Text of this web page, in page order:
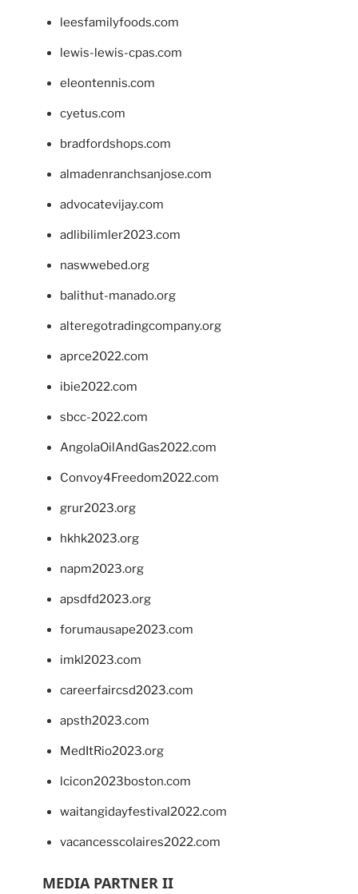
leesfamilyfoods.com
lewis-lewis-cpas.com
eleontennis.com
cyetus.com
bradfordshops.com
almadenranchsanjose.com
advocatevijay.com
adlibilimler2023.com
naswwebed.org
balithut-manado.org
alteregotradingcompany.org
aprce2022.com
ibie2022.com
sbcc-2022.com
AngolaOilAndGas2022.com
Convoy4Freedom2022.com
grur2023.org
hkhk2023.org
napm2023.org
apsdfd2023.org
forumausape2023.com
imkl2023.com
careerfaircsd2023.com
apsth2023.com
MedItRio2023.org
lcicon2023boston.com
waitangidayfestival2022.com
vacancesscolaires2022.com
MEDIA PARTNER II